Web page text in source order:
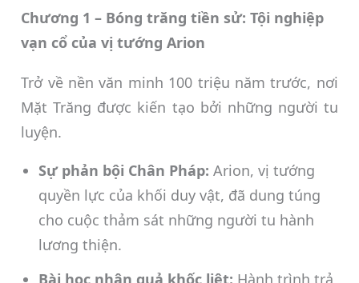
Chương 1 – Bóng trăng tiền sử: Tội nghiệp
vạn cổ của vị tướng Arion
Trở về nền văn minh 100 triệu năm trước, nơi
Mặt Trăng được kiến tạo bởi những người tu
luyện.
Sự phản bội Chân Pháp: Arion, vị tướng
quyền lực của khối duy vật, đã dung túng
cho cuộc thảm sát những người tu hành
lương thiện.
Bài học nhân quả khốc liệt: Hành trình trả